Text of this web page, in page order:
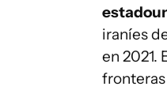
iraníes
en 2021.